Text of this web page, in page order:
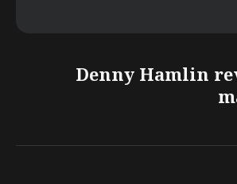
Denny Hamlin